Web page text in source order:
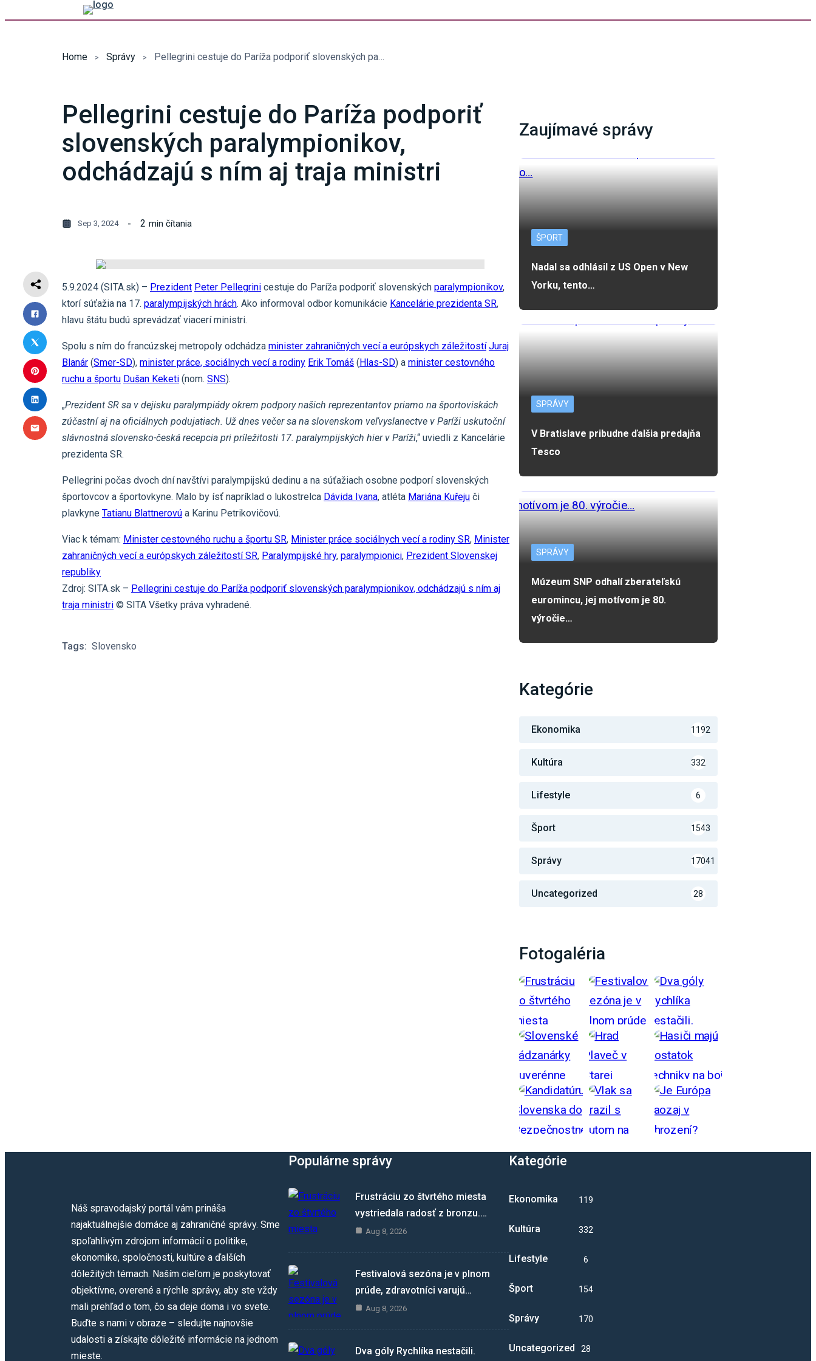
Home Správy Pellegrini cestuje do Paríža podporiť slovenských paralympionikov, odchádzajú s ním aj traja ministri
Pellegrini cestuje do Paríža podporiť
slovenských paralympionikov,
odchádzajú s ním aj traja ministri
Sep 3, 2024 2 min čítania
5.9.2024 (SITA.sk) – Prezident Peter Pellegrini cestuje do Paríža podporiť slovenských paralympionikov,
ktorí súťažia na 17. paralympijských hrách. Ako informoval odbor komunikácie Kancelárie prezidenta SR,
hlavu štátu budú sprevádzať viacerí ministri.
Spolu s ním do francúzskej metropoly odchádza minister zahraničných vecí a európskych záležitostí Juraj
Blanár (Smer-SD), minister práce, sociálnych vecí a rodiny Erik Tomáš ( Hlas-SD) a minister cestovného
ruchu a športu Dušan Keketi (nom. SNS).
„Prezident SR sa v dejisku paralympiády okrem podpory našich reprezentantov priamo na športoviskách
zúčastní aj na oficiálnych podujatiach. Už dnes večer sa na slovenskom veľvyslanectve v Paríži uskutoční
slávnostná slovensko-česká recepcia pri príležitosti 17. paralympijských hier v Paríži,“ uviedli z Kancelárie
prezidenta SR.
Pellegrini počas dvoch dní navštívi paralympijskú dedinu a na súťažiach osobne podporí slovenských
športovcov a športovkyne. Malo by ísť napríklad o lukostrelca Dávida Ivana, atléta Mariána Kuřeju či
plavkyne Tatianu Blattnerovú a Karinu Petrikovičovú.
Viac k témam: Minister cestovného ruchu a športu SR, Minister práce sociálnych vecí a rodiny SR, Minister
zahraničných vecí a európskych záležitostí SR, Paralympijské hry, paralympionici, Prezident Slovenskej
republiky
Zdroj: SITA.sk – Pellegrini cestuje do Paríža podporiť slovenských paralympionikov, odchádzajú s ním aj
traja ministri © SITA Všetky práva vyhradené.
Tags: Slovensko
Zaujímavé správy
ŠPORT
Nadal sa odhlásil z US Open v New
Yorku, tento…
SPRÁVY
V Bratislave pribudne ďalšia predajňa
Tesco
SPRÁVY
Múzeum SNP odhalí zberateľskú
euromincu, jej motívom je 80.
výročie…
Kategórie
Ekonomika 1192
Kultúra 332
Lifestyle 6
Šport 1543
Správy 17041
Uncategorized 28
Fotogaléria
Náš spravodajský portál vám prináša
najaktuálnejšie domáce aj zahraničné správy. Sme
spoľahlivým zdrojom informácií o politike,
ekonomike, spoločnosti, kultúre a ďalších
dôležitých témach. Naším cieľom je poskytovať
objektívne, overené a rýchle správy, aby ste vždy
mali prehľad o tom, čo sa deje doma i vo svete.
Buďte s nami v obraze – sledujte najnovšie
udalosti a získajte dôležité informácie na jednom
mieste.
Populárne správy
Frustráciu zo štvrtého miesta
vystriedala radosť z bronzu.…
Aug 8, 2026
Festivalová sezóna je v plnom
prúde, zdravotníci varujú…
Aug 8, 2026
Dva góly Rychlíka nestačili.
Kategórie
Ekonomika 1192
Kultúra 332
Lifestyle 6
Šport 1543
Správy 17041
Uncategorized 28